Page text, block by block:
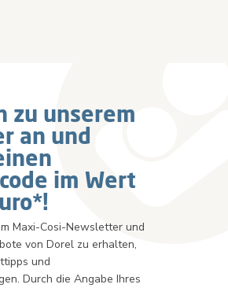
zu unserem
an und
im Wert
Maxi-Cosi-Newsletter und
von Dorel zu erhalten,
und
Durch die Angabe Ihres